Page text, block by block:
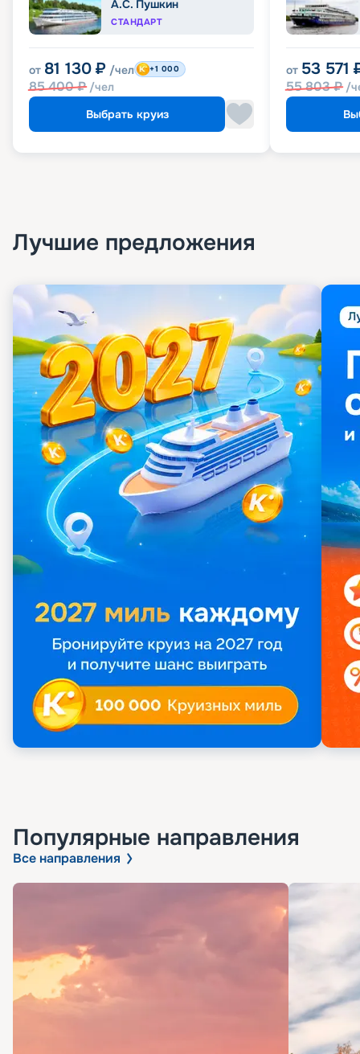
А.С. Пушкин
СТАНДАРТ
от 81 130 ₽ /чел
85 400₽ /чел
+1 000
Выбрать круиз
от 53 571
55 803₽ /
Лучшие предложения
Популярные направления
Все направления